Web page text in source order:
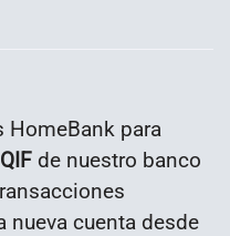
HomeBank para
de nuestro banco
nueva cuenta desde